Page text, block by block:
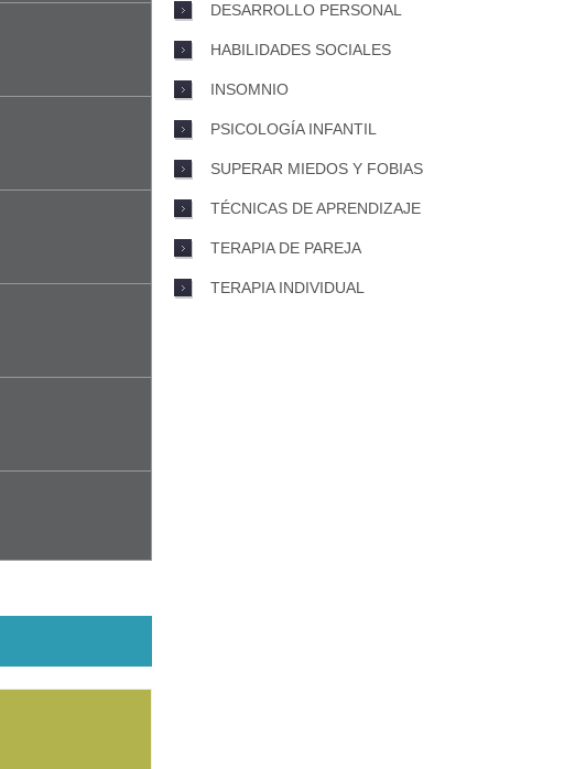
DESARROLLO PERSONAL
HABILIDADES SOCIALES
INSOMNIO
PSICOLOGÍA INFANTIL
SUPERAR MIEDOS Y FOBIAS
TÉCNICAS DE APRENDIZAJE
TERAPIA DE PAREJA
TERAPIA INDIVIDUAL